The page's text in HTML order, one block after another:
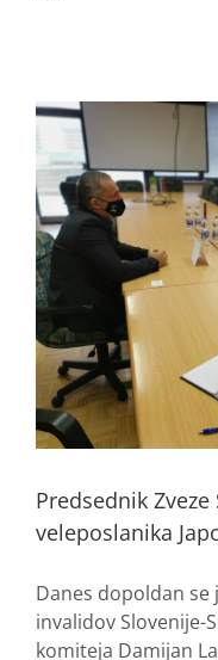
Predsednik Zveze
veleposlanika
Danes dopoldan se
invalidov Slovenije-
komiteja Damijan